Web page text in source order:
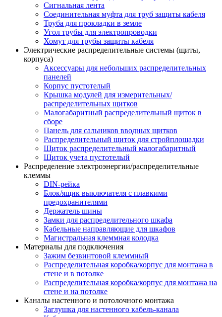
Сигнальная лента
Соединительная муфта для труб защиты кабеля
Труба для прокладки в земле
Угол трубы для электропроводки
Хомут для трубы защиты кабеля
Электрические распределительные системы (щиты,
корпуса)
Аксессуары для небольших распределительных
панелей
Корпус пустотелый
Крышка модулей для измерительных/
распределительных щитков
Малогабаритный распределительный щиток в
сборе
Панель для сальников вводных щитков
Распределительный щиток для стройплощадки
Щиток распределительный малогабаритный
Щиток учета пустотелый
Распределение электроэнергии/распределительные
клеммы
DIN-рейка
Блок/ящик выключателя с плавкими
предохранителями
Держатель шины
Замки для распределительного шкафа
Кабельные направляющие для шкафов
Магистральная клеммная колодка
Материалы для подключения
Зажим безвинтовой клеммный
Распределительная коробка/корпус для монтажа в
стене и в потолке
Распределительная коробка/корпус для монтажа на
стене и на потолке
Каналы настенного и потолочного монтажа
Заглушка для настенного кабель-канала